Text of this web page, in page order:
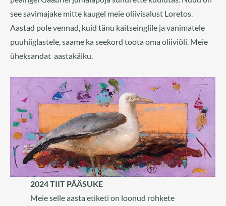
see savimajake mitte kaugel meie oliivisalust Loretos.
Aastad pole vennad, kuid tänu kaitseinglile ja vanimatele
puuhiiglastele, saame ka seekord toota oma oliiviõli. Meie
üheksandat aastakäiku.
2024 TIIT PÄÄSUKE
Meie selle aasta etiketi on loonud rohkete